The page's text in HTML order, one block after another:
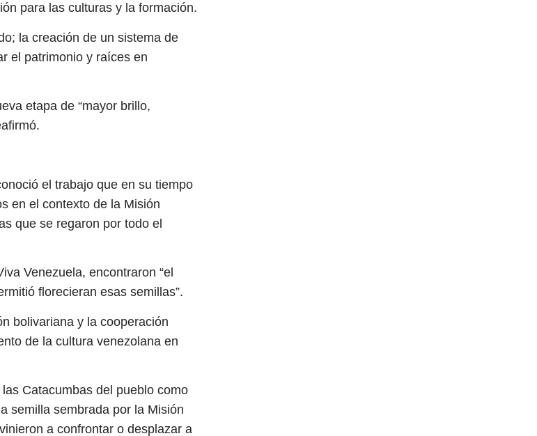
para las culturas y la formación.
la creación de un sistema de
el patrimonio y raíces en
etapa de “mayor brillo,
el trabajo que en su tiempo
en el contexto de la Misión
que se regaron por todo el
Venezuela, encontraron “el
florecieran esas semillas”.
bolivariana y la cooperación
de la cultura venezolana en
Catacumbas del pueblo como
semilla sembrada por la Misión
a confrontar o desplazar a